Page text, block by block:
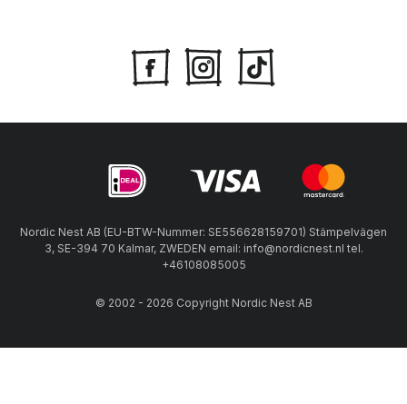
Nordic Nest AB (EU-BTW-Nummer: SE556628159701) Stämpelvägen
3, SE-394 70 Kalmar, ZWEDEN email: info@nordicnest.nl tel.
+46108085005
© 2002 - 2026 Copyright Nordic Nest AB